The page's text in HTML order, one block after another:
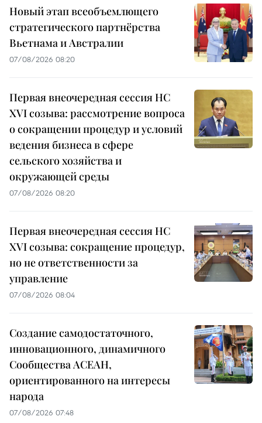
Новый этап всеобъемлющего
стратегического партнёрства
Вьетнама и Австралии
07/08/2026 08:20
Первая внеочередная сессия НС
XVI созыва: рассмотрение вопроса
о сокращении процедур и условий
ведения бизнеса в сфере
сельского хозяйства и
окружающей среды
07/08/2026 08:20
Первая внеочередная сессия НС
XVI созыва: сокращение процедур,
но не ответственности за
управление
07/08/2026 08:04
Создание самодостаточного,
инновационного, динамичного
Сообщества АСЕАН,
ориентированного на интересы
народа
07/08/2026 07:48